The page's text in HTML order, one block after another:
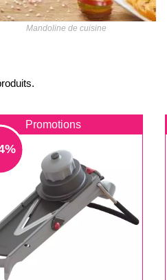
Mandoline de cuisine
Promotions